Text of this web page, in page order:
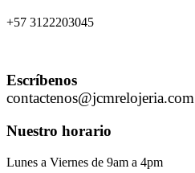
+57 3122203045
Escríbenos
contactenos@jcmrelojeria.com
Nuestro horario
Lunes a Viernes de 9am a 4pm